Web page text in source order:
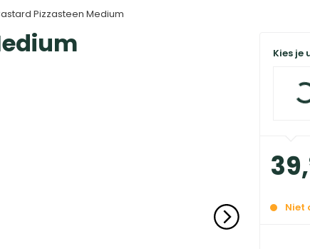
Pizzasteen Medium
Kies je
39,
Niet